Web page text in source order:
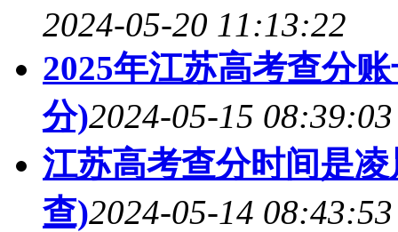
2024-05-20 11:13:22
2025年江苏高考查分
分)2024-05-15 08:39:03
江苏高考查分时间是
查)2024-05-14 08:43:53